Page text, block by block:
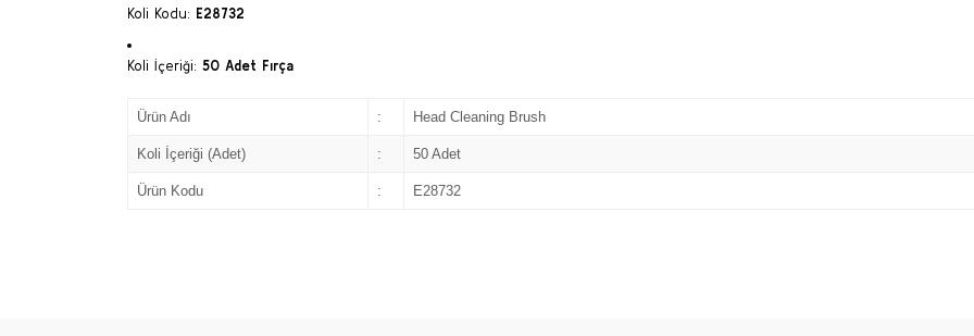
Koli Kodu: E28732
Koli İçeriği: 50 Adet Fırça
Ürün Adı : Head Cleaning Brush
Koli İçeriği (Adet) : 50 Adet
Ürün Kodu : E28732